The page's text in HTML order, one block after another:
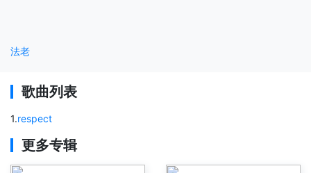
法老
歌曲列表
1.respect
更多专辑